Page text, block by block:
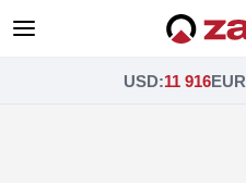
USD:11 916EUR